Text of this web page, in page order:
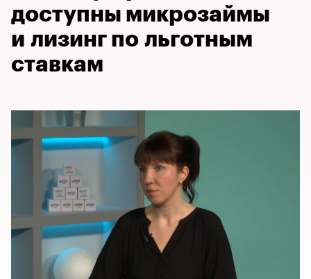
доступны микрозаймы
и лизинг по льготным
ставкам